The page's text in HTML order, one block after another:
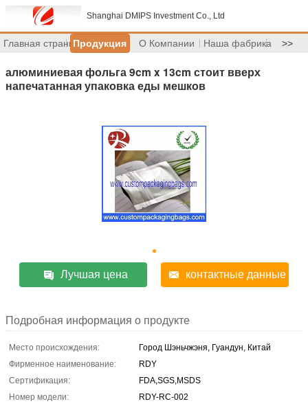
Shanghai DMIPS Investment Co., Ltd
Главная страницаПродукция О Компании Наша фабрика >>
алюминиевая фольга 9cm x 13cm стоит вверх
напечатанная упаковка еды мешков
Лучшая цена контактные данные
Подробная информация о продукте
Место происхождения:
Город Шэньчжэня, Гуандун, Китай
Фирменное наименование:
RDY
Сертификация:
FDA,SGS,MSDS
Номер модели:
RDY-RC-002